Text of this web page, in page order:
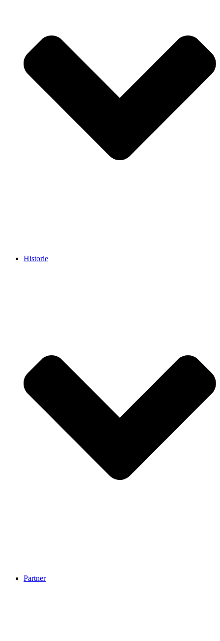
Historie
Partner